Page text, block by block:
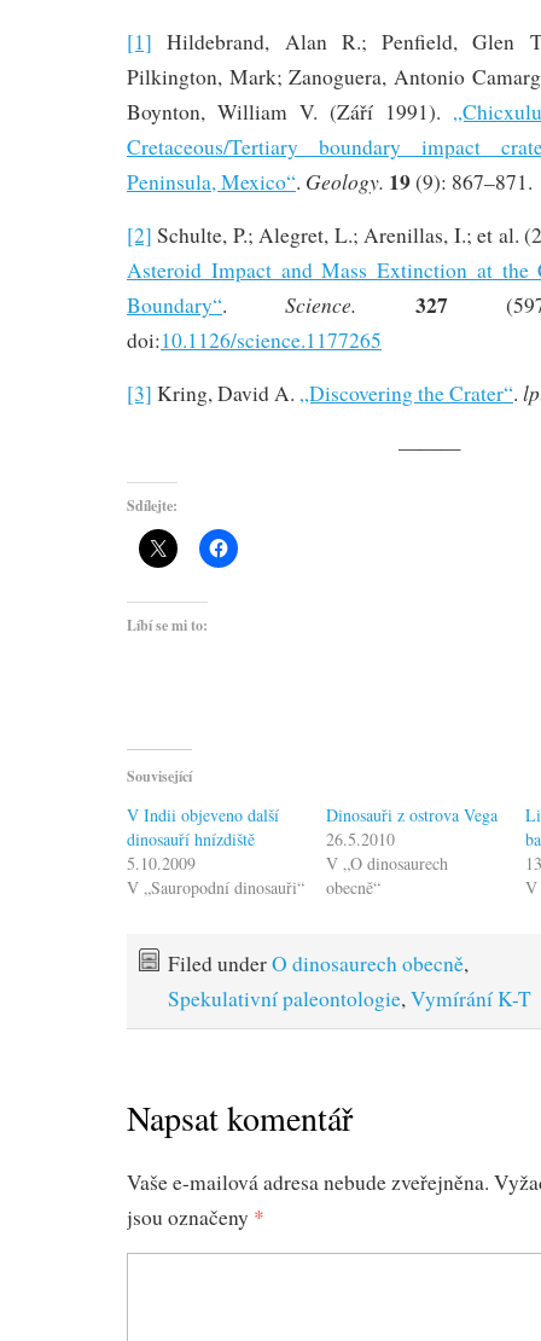
[1] Hildebrand, Alan R.; Penfield, Glen
Pilkington, Mark; Zanoguera, Antonio
Boynton, William V. (Září 1991).
Cretaceous/Tertiary boundary impact
Peninsula, Mexico“. Geology. 19(9): 867–871.
[2] Schulte, P.; Alegret, L.; Arenillas, I.; et al.
Asteroid Impact and Mass Extinction at the
Boundary“.Science. 327
doi:10.1126/science.1177265
[3] Kring, David A. „Discovering the Crater“.
———
Sdílejte:
Líbí se mi to:
Související
V Indii objeveno další
dinosauří hnízdiště
5.10.2009
V „Sauropodní dinosauři“
Dinosauři z ostrova Vega
26.5.2010
V „O dinosaurech
obecně“
V
Filed underO dinosaurech obecně,
Spekulativní paleontologie, Vymírání K-T
Napsat komentář
Vaše e-mailová adresa nebude zveřejněna.
jsou označeny *